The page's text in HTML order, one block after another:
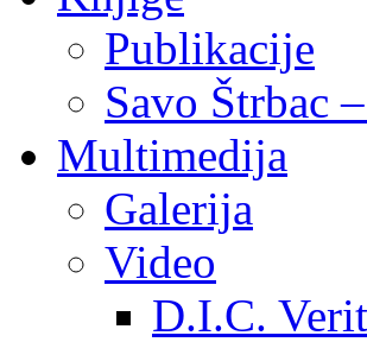
Publikacije
Savo Štrbac
Multimedija
Galerija
Video
D.I.C.